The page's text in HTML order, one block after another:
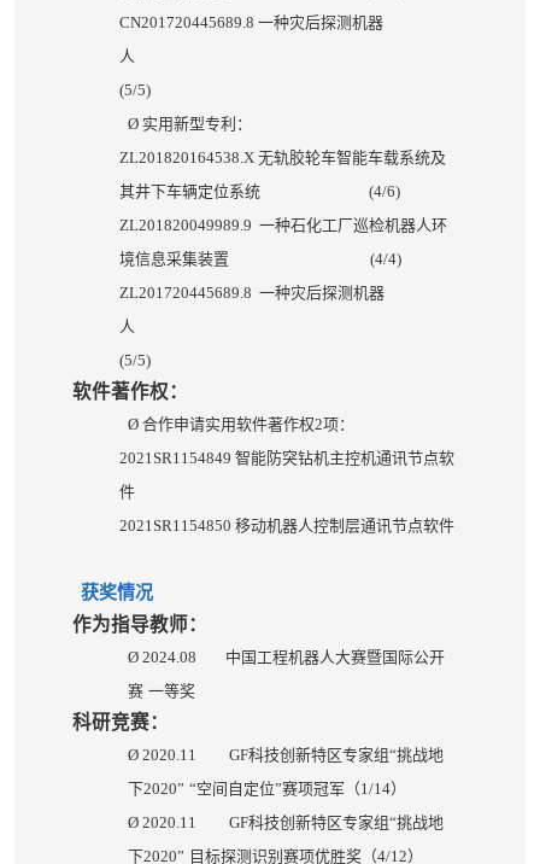
CN201720445689.8 一种灾后探测机器
人
(5/5)
Ø 实用新型专利：
ZL201820164538.X 无轨胶轮车智能车载系统及
其井下车辆定位系统(4/6)
ZL201820049989.9 一种石化工厂巡检机器人环
境信息采集装置 (4/4)
ZL201720445689.8 一种灾后探测机器
人
(5/5)
软件著作权：
Ø 合作申请实用软件著作权2项：
2021SR1154849 智能防突钻机主控机通讯节点软
件
2021SR1154850 移动机器人控制层通讯节点软件
获奖情况
作为指导教师：
Ø 2024.08 中国工程机器人大赛暨国际公开
赛 一等奖
科研竞赛：
Ø 2020.11 GF科技创新特区专家组“挑战地
下2020” “空间自定位”赛项冠军（1/14）
Ø 2020.11 GF科技创新特区专家组“挑战地
下2020” 目标探测识别赛项优胜奖（4/12）